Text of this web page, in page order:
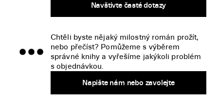
Navštivte časté dotazy
Chtěli byste nějaký milostný román prožít,
nebo přečíst? Pomůžeme s výběrem
správné knihy a vyřešíme jakýkoli problém
s objednávkou.
Napište nám nebo zavolejte